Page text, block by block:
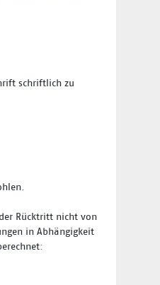
schriftlich zu
Rücktritt nicht von
in Abhängigkeit